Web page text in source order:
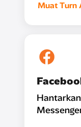
Muat Turn